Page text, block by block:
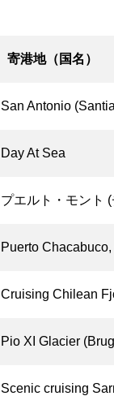
寄港地（国名）
San Antonio
Day At Sea
プエルト・モント
Puerto
Cruising Chilean
Pio XI Glacier
Scenic cruising